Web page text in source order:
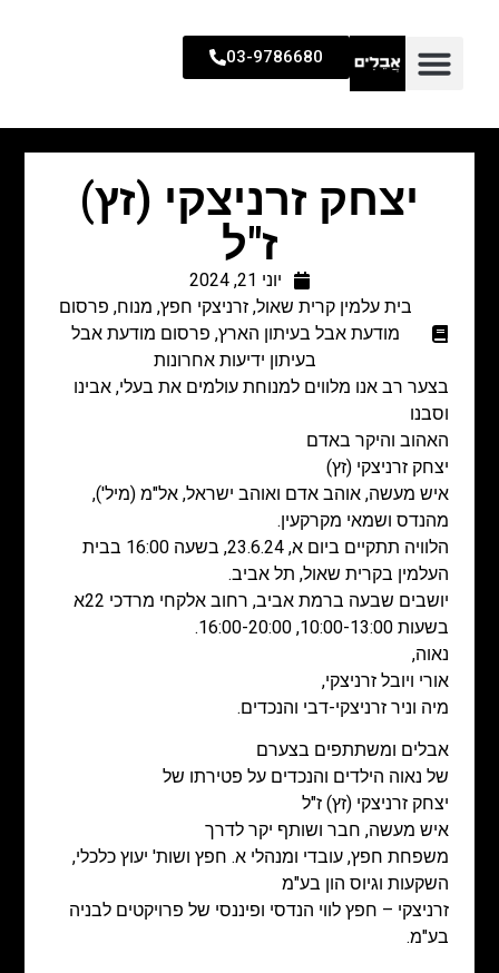
03-9786680
יצחק זרניצקי (זץ)
ז"ל
יוני 21, 2024
בית עלמין קרית שאול,זרניצקי חפץ, מנוח, פרסום
מודעת אבל בעיתון הארץ, פרסום מודעת אבל
בעיתון ידיעות אחרונות
בצער רב אנו מלווים למנוחת עולמים את בעלי, אבינו
וסבנו
האהוב והיקר באדם
יצחק זרניצקי (זץ)
איש מעשה, אוהב אדם ואוהב ישראל, אל"מ (מיל'),
מהנדס ושמאי מקרקעין.
הלוויה תתקיים ביום א, 23.6.24, בשעה 16:00 בבית
העלמין בקרית שאול, תל אביב.
יושבים שבעה ברמת אביב, רחוב אלקחי מרדכי 22א
בשעות 10:00-13:00, 16:00-20:00.
נאוה,
אורי ויובל זרניצקי,
מיה וניר זרניצקי-דבי והנכדים.
אבלים ומשתתפים בצערם
של נאוה הילדים והנכדים על פטירתו של
יצחק זרניצקי (זץ) ז"ל
איש מעשה, חבר ושותף יקר לדרך
משפחת חפץ, עובדי ומנהלי א. חפץ ושות' יעוץ כלכלי,
השקעות וגיוס הון בע"מ
זרניצקי – חפץ לווי הנדסי ופיננסי של פרויקטים לבניה
בע"מ.